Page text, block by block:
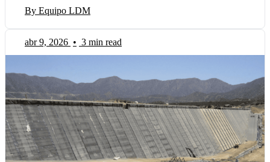
By Equipo LDM
abr 9, 2026 • 3 min read